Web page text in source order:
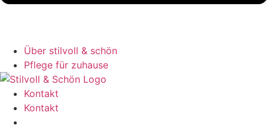
Über stilvoll & schön
Pflege für zuhause
Kontakt
Kontakt